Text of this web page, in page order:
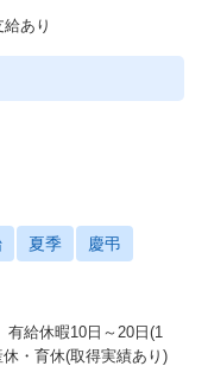
あり
夏季 慶弔
有給休暇10日～20日(1
・育休(取得実績あり)